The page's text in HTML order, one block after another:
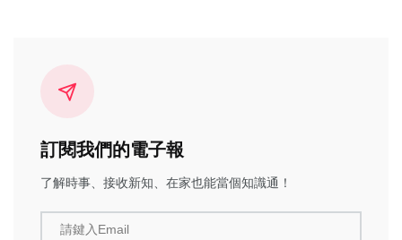
訂閱我們的電子報
了解時事、接收新知、在家也能當個知識通！
請鍵入Email